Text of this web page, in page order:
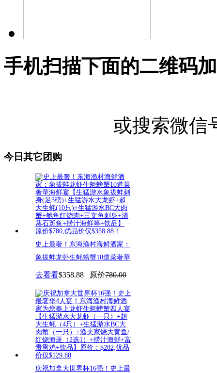
手机扫描下面的二维码
或搜索微信
今日其它团购
史上最奢！东海渔村海鲜酒家：
象拔蚌龙虾生蚝螃蟹10道菜奢華
去看看$358.88 原价780.00
庆祝加拿大世界杯16强！史上最